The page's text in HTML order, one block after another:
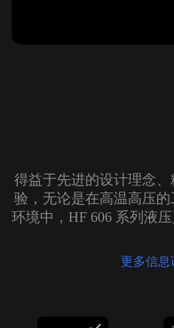
得益于先进的设计理念
验，无论是在高温高压
环境中，HF 606 系列液
更多信息